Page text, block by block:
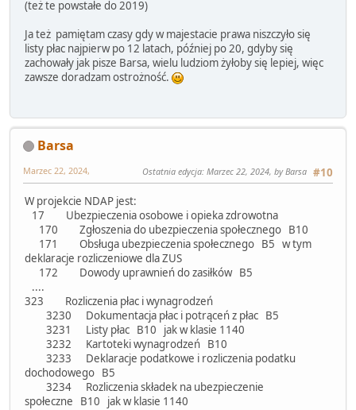
(też te powstałe do 2019)
Ja też pamiętam czasy gdy w majestacie prawa niszczyło się
listy płac najpierw po 12 latach, później po 20, gdyby się
zachowały jak pisze Barsa, wielu ludziom żyłoby się lepiej, więc
zawsze doradzam ostrożność.
Barsa
#10
Marzec 22, 2024, Ostatnia edycja: Marzec 22, 2024, by Barsa
W projekcie NDAP jest:
17 Ubezpieczenia osobowe i opieka zdrowotna
170 Zgłoszenia do ubezpieczenia społecznego B10
171 Obsługa ubezpieczenia społecznego B5 w tym
deklaracje rozliczeniowe dla ZUS
172 Dowody uprawnień do zasiłków B5
....
323 Rozliczenia płac i wynagrodzeń
3230 Dokumentacja płac i potrąceń z płac B5
3231 Listy płac B10 jak w klasie 1140
3232 Kartoteki wynagrodzeń B10
3233 Deklaracje podatkowe i rozliczenia podatku
dochodowego B5
3234 Rozliczenia składek na ubezpieczenie
społeczne B10 jak w klasie 1140